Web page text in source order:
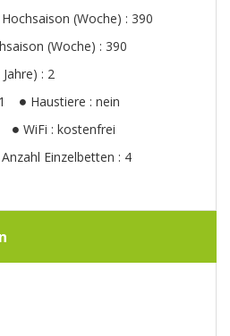
(Woche) : 390
(Woche) : 390
: 2
Haustiere : nein
WiFi : kostenfrei
Anzahl Einzelbetten : 4